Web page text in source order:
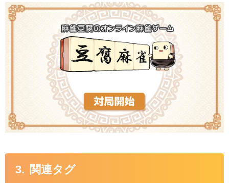
関連タグ